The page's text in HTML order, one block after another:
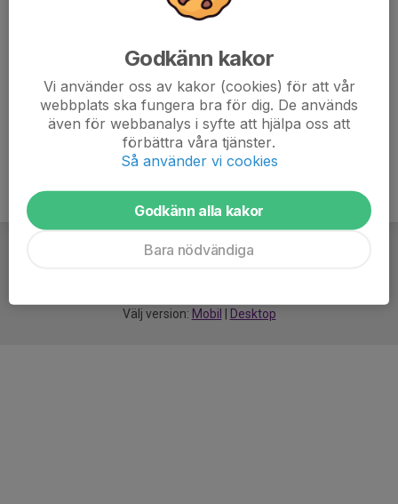
Välj version: Mobil Desktop
Godkänn kakor
Vi använder oss av kakor (cookies) för att vår
webbplats ska fungera bra för dig. De används
även för webbanalys i syfte att hjälpa oss att
förbättra våra tjänster.
Så använder vi cookies
Godkänn alla kakor
Bara nödvändiga